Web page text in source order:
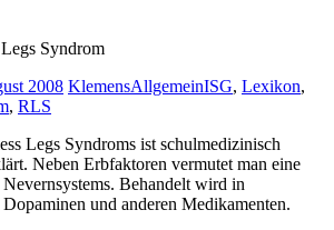
Syndrom
2008 KlemensAllgemeinISG, Lexikon,
, RLS
Legs Syndroms ist schulmedizinisch
Neben Erbfaktoren vermutet man eine
Behandelt wird in
und anderen Medikamenten.